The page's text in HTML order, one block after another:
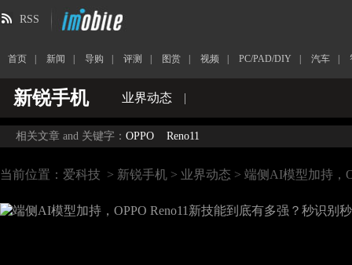
RSS
首页 新闻 导购 评测 图赏 视频 PC/PAD/DIY 汽车
新锐手机 业界动态 |
相关文章 and 关键字： OPPO Reno11
当前位置： 爱科技 > 新锐手机 > 业界动态 > 端侧AI模型加持，